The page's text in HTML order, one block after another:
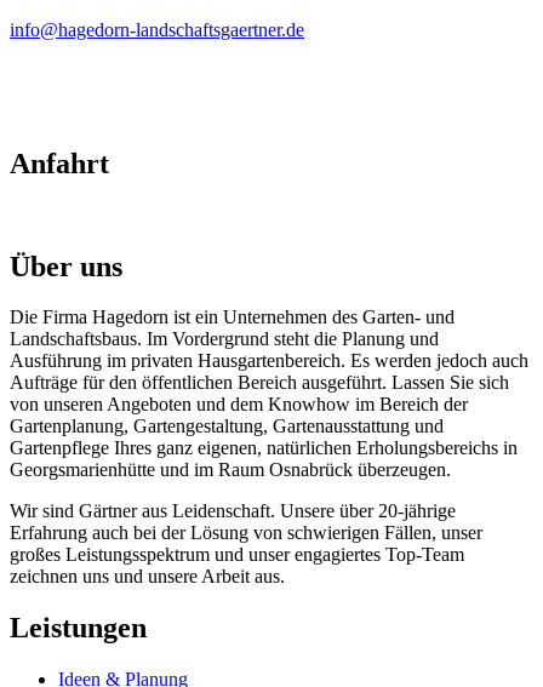
info@hagedorn-landschaftsgaertner.de
Anfahrt
Über uns
Die Firma Hagedorn ist ein Unternehmen des Garten- und
Landschaftsbaus. Im Vordergrund steht die Planung und
Ausführung im privaten Hausgartenbereich. Es werden jedoch auch
Aufträge für den öffentlichen Bereich ausgeführt. Lassen Sie sich
von unseren Angeboten und dem Knowhow im Bereich der
Gartenplanung, Gartengestaltung, Gartenausstattung und
Gartenpflege Ihres ganz eigenen, natürlichen Erholungsbereichs in
Georgsmarienhütte und im Raum Osnabrück überzeugen.
Wir sind Gärtner aus Leidenschaft. Unsere über 20-jährige
Erfahrung auch bei der Lösung von schwierigen Fällen, unser
großes Leistungsspektrum und unser engagiertes Top-Team
zeichnen uns und unsere Arbeit aus.
Leistungen
Ideen & Planung